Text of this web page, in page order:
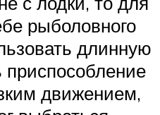
рыболовного
длинную
приспособление
движением,